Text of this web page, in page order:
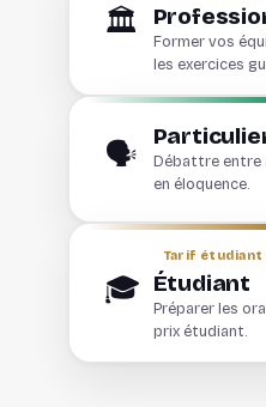
🏛️
Former vos
les exercices
🗣️
Débattre entre
en éloquence.
🎓
Tarif étudiant
Étudiant
Préparer les
prix étudiant.